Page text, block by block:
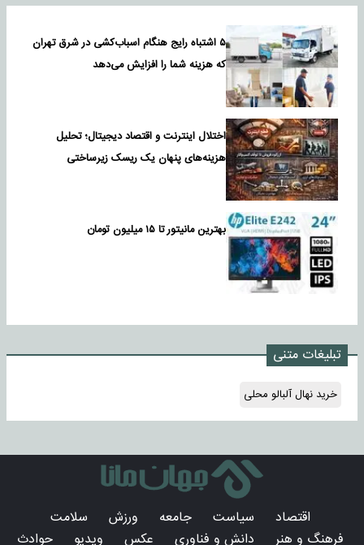
۵ اشتباه رایج هنگام اسباب‌کشی در شرق تهران
که هزینه شما را افزایش می‌دهد
اختلال اینترنت و اقتصاد دیجیتال؛ تحلیل
هزینه‌های پنهان یک ریسک زیرساختی
بهترین مانیتور تا ۱۵ میلیون تومان
تبلیغات متنی
خرید نهال آلبالو محلی
اقتصاد سیاست جامعه ورزش
سلامت
فرهنگ و هنر
دانش و فناوری عکس ویدیو حوادث